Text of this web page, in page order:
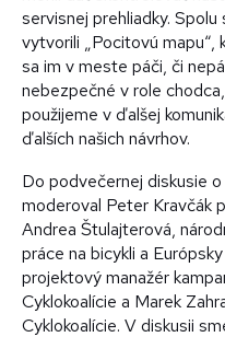
servisnej prehliadky.
vytvorili „Pocitovú mapu“,
sa im v meste páči, či
nebezpečné v role
použijeme v ďalšej
ďalších našich návrhov.
Do podvečernej diskusie
moderoval Peter Kravčák
Andrea Štulajterová,
práce na bicykli a
projektový manažér
Cyklokoalície a Marek
Cyklokoalície. V diskusii